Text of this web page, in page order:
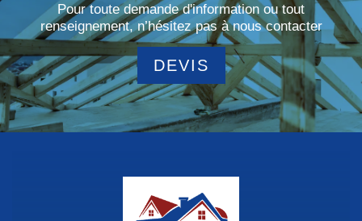
Pour toute demande d'information ou tout
renseignement, n’hésitez pas à nous contacter
DEVIS